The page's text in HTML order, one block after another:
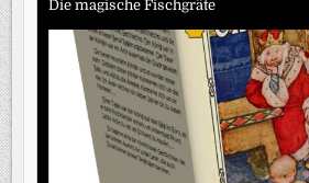
Die magische Fischgräte